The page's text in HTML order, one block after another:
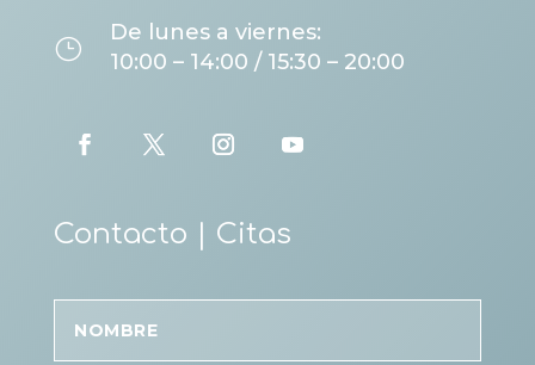
}
De lunes a viernes:
10:00 – 14:00 / 15:30 – 20:00
Contacto | Citas